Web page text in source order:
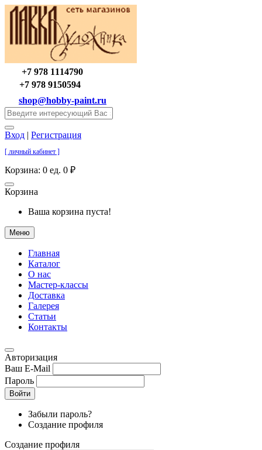
+7 978 1114790
+7 978 9150594
shop@hobby-paint.ru
Вход | Регистрация
[ личный кабинет ]
Корзина: 0 ед. 0 ₽
Корзина
Ваша корзина пуста!
Меню
Главная
Каталог
О нас
Мастер-классы
Доставка
Галерея
Статьи
Контакты
Авторизация
Ваш E-Mail
Пароль
Войти
Забыли пароль?
Создание профиля
Создание профиля